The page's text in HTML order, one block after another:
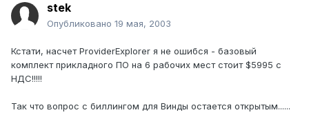
stek
Опубликовано 19 мая, 2003
Кстати, насчет ProviderExplorer я не ошибся - базовый
комплект прикладного ПО на 6 рабочих мест стоит $5995 c
НДС!!!!!
Так что вопрос с биллингом для Винды остается открытым......